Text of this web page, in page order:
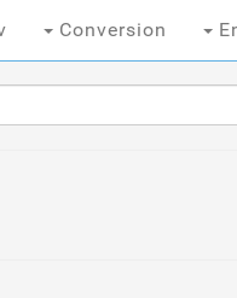
Conversion